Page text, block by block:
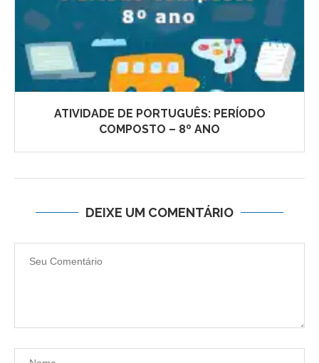
ATIVIDADE DE PORTUGUÊS: PERÍODO
COMPOSTO – 8º ANO
DEIXE UM COMENTÁRIO